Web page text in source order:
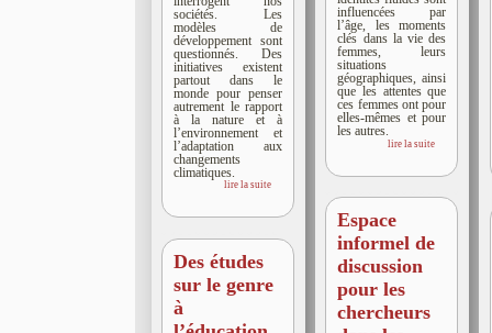
sociétés. Les
modèles de
développement sont
questionnés. Des
initiatives existent
partout dans le
monde pour penser
autrement le rapport
à la nature et à
l’environnement et
l’adaptation aux
changements
climatiques.
lire la suite
Des études
sur le genre
à
influencées par
l’âge, les moments
clés dans la vie des
femmes, leurs
situations
géographiques, ainsi
que les attentes que
ces femmes ont pour
elles-mêmes et pour
les autres.
lire la suite
Espace
informel de
discussion
pour les
chercheurs